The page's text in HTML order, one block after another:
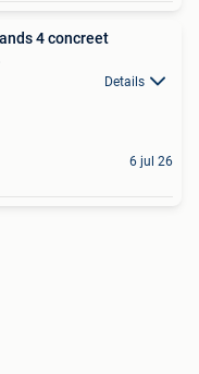
4 concreet
Details
6 jul 26